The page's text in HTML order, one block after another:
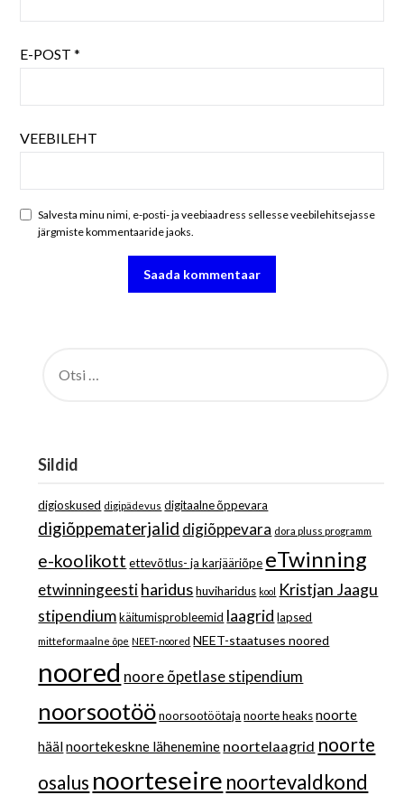
E-POST*
VEEBILEHT
Salvesta minu nimi, e-posti- ja veebiaadress sellesse veebilehitsejasse
järgmiste kommentaaride jaoks.
Sildid
digioskused digipädevus digitaalne õppevara
digiõppematerjalid digiõppevara dora pluss programm
e-koolikott ettevõtlus- ja karjääriõpe eTwinning
etwinningeestiharidus huviharidus kool
Kristjan Jaagu
stipendium käitumisprobleemid laagrid lapsed
mitteformaalne õpe NEET-noored NEET-staatuses noored
noored noore õpetlase stipendium
noorsootöö noorsootöötaja noorte heaks noorte
häälnoortekeskne lähenemine noortelaagrid noorte
osalus noorteseire noortevaldkond